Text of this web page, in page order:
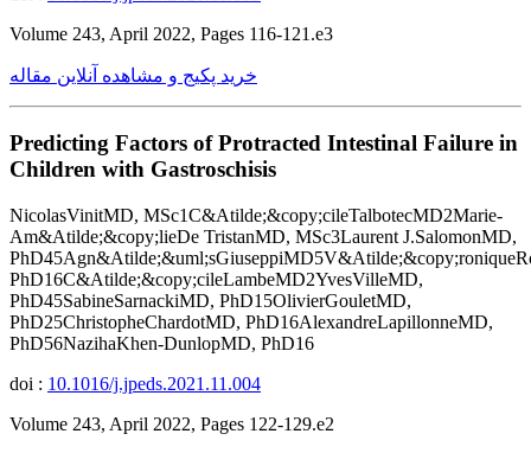
Volume 243, April 2022, Pages 116-121.e3
خرید پکیج و مشاهده آنلاین مقاله
Predicting Factors of Protracted Intestinal Failure in
Children with Gastroschisis
NicolasVinitMD, MSc1C&Atilde;&copy;cileTalbotecMD2Marie-
Am&Atilde;&copy;lieDe TristanMD, MSc3Laurent J.SalomonMD,
PhD16C&Atilde;&copy;cileLambeMD2YvesVilleMD,
PhD45SabineSarnackiMD, PhD15OlivierGouletMD,
PhD25ChristopheChardotMD, PhD16AlexandreLapillonneMD,
PhD56NazihaKhen-DunlopMD, PhD16
doi : 10.1016/j.jpeds.2021.11.004
Volume 243, April 2022, Pages 122-129.e2